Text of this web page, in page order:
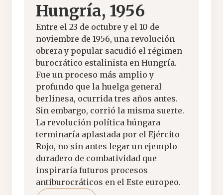
Hungría, 1956
Entre el 23 de octubre y el 10 de
noviembre de 1956, una revolución
obrera y popular sacudió el régimen
burocrático estalinista en Hungría.
Fue un proceso más amplio y
profundo que la huelga general
berlinesa, ocurrida tres años antes.
Sin embargo, corrió la misma suerte.
La revolución política húngara
terminaría aplastada por el Ejército
Rojo, no sin antes legar un ejemplo
duradero de combatividad que
inspiraría futuros procesos
antiburocráticos en el Este europeo.